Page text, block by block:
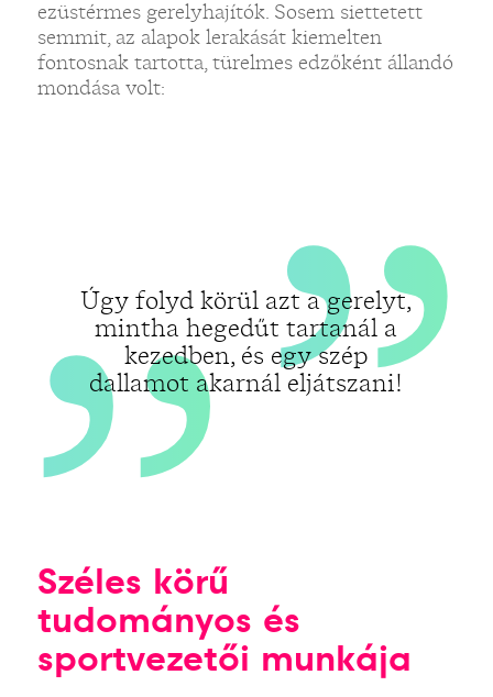
ezüstérmes gerelyhajítók. Sosem siettetett
semmit, az alapok lerakását kiemelten
fontosnak tartotta, türelmes edzőként állandó
mondása volt:
Úgy folyd körül azt a gerelyt,
mintha hegedűt tartanál a
kezedben, és egy szép
dallamot akarnál eljátszani!
„„
Széles körű
tudományos és
sportvezetői munkája